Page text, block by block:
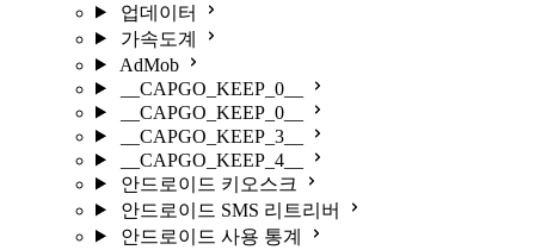
업데이터
가속도계
AdMob
__CAPGO_KEEP_0__
__CAPGO_KEEP_0__
__CAPGO_KEEP_3__
__CAPGO_KEEP_4__
안드로이드 키오스크
안드로이드 SMS 리트리버
안드로이드 사용 통계